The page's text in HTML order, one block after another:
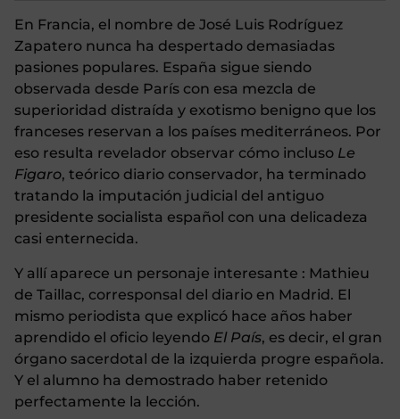
En Francia, el nombre de José Luis Rodríguez
Zapatero nunca ha despertado demasiadas
pasiones populares. España sigue siendo
observada desde París con esa mezcla de
superioridad distraída y exotismo benigno que los
franceses reservan a los países mediterráneos. Por
eso resulta revelador observar cómo incluso Le
Figaro, teórico diario conservador, ha terminado
tratando la imputación judicial del antiguo
presidente socialista español con una delicadeza
casi enternecida.
Y allí aparece un personaje interesante : Mathieu
de Taillac, corresponsal del diario en Madrid. El
mismo periodista que explicó hace años haber
aprendido el oficio leyendo El País, es decir, el gran
órgano sacerdotal de la izquierda progre española.
Y el alumno ha demostrado haber retenido
perfectamente la lección.